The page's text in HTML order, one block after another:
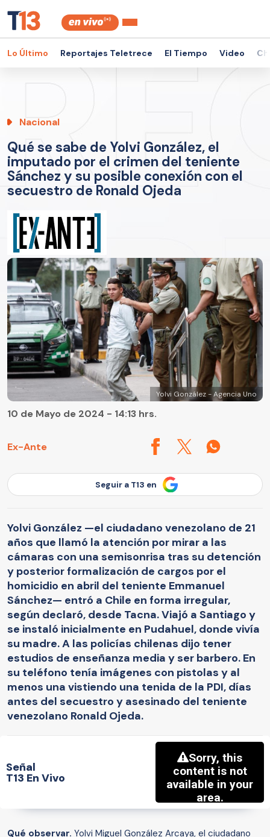
Lo Último Reportajes Teletrece El Tiempo Video
Nacional
Qué se sabe de Yolvi González, el
imputado por el crimen del teniente
Sánchez y su posible conexión con el
secuestro de Ronald Ojeda
Yolvi González - Agencia Uno
Ex-Ante
10 de Mayo de 2024 - 14:13 hrs.
Seguir a T13 en
Yolvi González —el ciudadano venezolano de 21
años que llamó la atención por mirar a las
cámaras con una semisonrisa tras su detención
y posterior formalización de cargos por el
homicidio en abril del teniente Emmanuel
Sánchez— entró a Chile en forma irregular,
según declaró, desde Tacna. Viajó a Santiago y
se instaló inicialmente en Pudahuel, donde vivía
su madre. A las policías chilenas dijo tener
estudios de enseñanza media y ser barbero. En
su teléfono tenía imágenes con pistolas y al
menos una vistiendo una tenida de la PDI, días
antes del secuestro y asesinado del teniente
venezolano Ronald Ojeda.
Señal
T13 En Vivo
Qué observar. Yolvi Miguel González Arcaya, el ciudadano